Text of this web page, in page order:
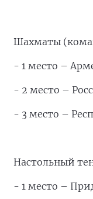
Шахматы
- 1 место –
- 2 место –
- 3 место –
Настольный
- 1 место –